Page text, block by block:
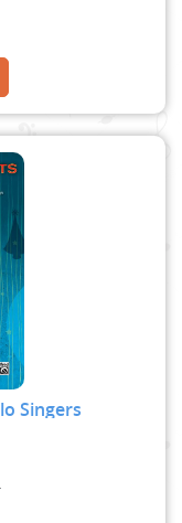
Singers